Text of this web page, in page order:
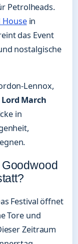
Petrolheads.
Housein
das Event
nostalgische
Lennox,
Lord March
in
Festival öffnet
Tore und
Zeitraum